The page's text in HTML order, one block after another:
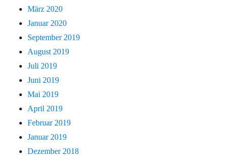
März 2020
Januar 2020
September 2019
August 2019
Juli 2019
Juni 2019
Mai 2019
April 2019
Februar 2019
Januar 2019
Dezember 2018